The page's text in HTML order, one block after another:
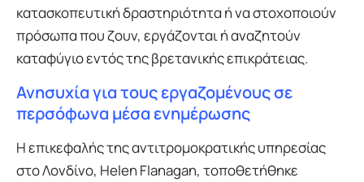
κατασκοπευτική δραστηριότητα ή να στοχοποιούν
πρόσωπα που ζουν, εργάζονται ή αναζητούν
καταφύγιο εντός της βρετανικής επικράτειας.
Ανησυχία για τους εργαζομένους σε
περσόφωνα μέσα ενημέρωσης
Η επικεφαλής της αντιτρομοκρατικής υπηρεσίας
στο Λονδίνο, Helen Flanagan, τοποθετήθηκε